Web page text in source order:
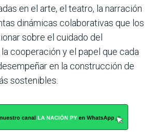
en el arte, el teatro, la narración
dinámicas colaborativas que los
sobre el cuidado del
cooperación y el papel que cada
en la construcción de
sostenibles.